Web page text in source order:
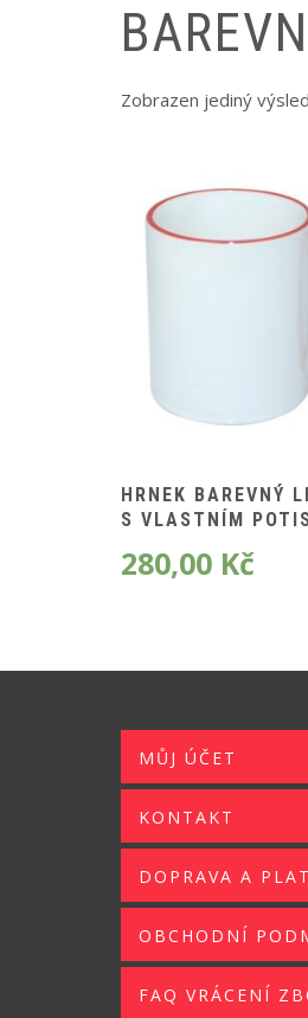
Zobrazen jediný
HRNEK BAREVNÝ
S VLASTNÍM
280,00 Kč
MŮJ ÚČET
KONTAKT
DOPRAVA A
OBCHODNÍ
FAQ VRÁCENÍ